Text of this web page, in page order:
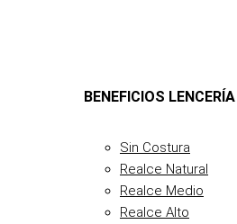
BENEFICIOS LENCERÍA
Sin Costura
Realce Natural
Realce Medio
Realce Alto